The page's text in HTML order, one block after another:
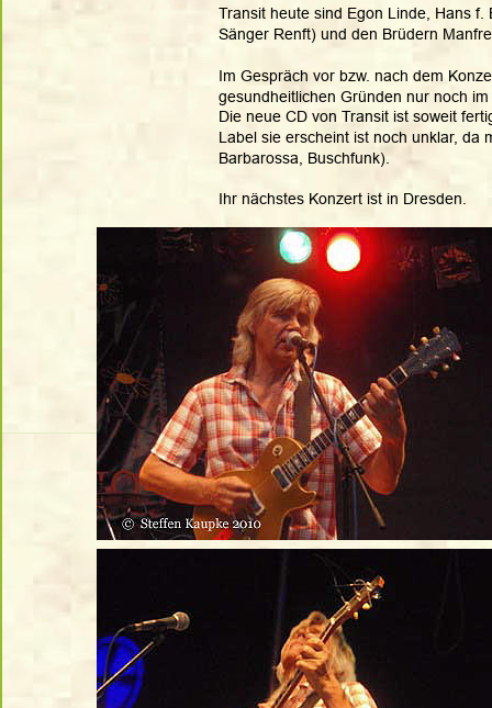
Transit heute sind Egon Linde, Hans
Sänger Renft) und den Brüdern
Im Gespräch vor bzw. nach dem
gesundheitlichen Gründen nur noch
Die neue CD von Transit ist soweit
Label sie erscheint ist noch unklar,
Barbarossa, Buschfunk).
Ihr nächstes Konzert ist in Dresden.